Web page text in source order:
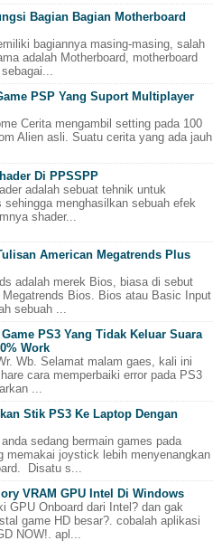
Bagian Bagian Motherboard
bagiannya masing-masing, salah
adalah Motherboard, motherboard
PSP Yang Suport Multiplayer
Cerita mengambil setting pada 100
Alien asli. Suatu cerita yang ada jauh
Di PPSSPP
adalah sebuat tehnik untuk
sehingga menghasilkan sebuah efek
shader...
American Megatrends Plus
adalah merek Bios, biasa di sebut
Bios. Bios atau Basic Input
sebuah ...
PS3 Yang Tidak Keluar Suara
Work
Wb. Selamat malam gaes, kali ini
cara memperbaiki error pada PS3
...
Stik PS3 Ke Laptop Dengan
sedang bermain games pada
memakai joystick lebih menyenangkan
Disatu s...
VRAM GPU Intel Di Windows
GPU Onboard dari Intel? dan gak
game HD besar?. cobalah aplikasi
NOW!. apl...